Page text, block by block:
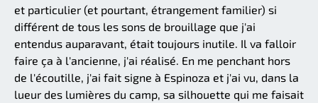
et particulier (et pourtant, étrangement familier) si
différent de tous les sons de brouillage que j'ai
entendus auparavant, était toujours inutile. Il va falloir
faire ça à l'ancienne, j'ai réalisé. En me penchant hors
de l'écoutille, j'ai fait signe à Espinoza et j'ai vu, dans la
lueur des lumières du camp, sa silhouette qui me faisait